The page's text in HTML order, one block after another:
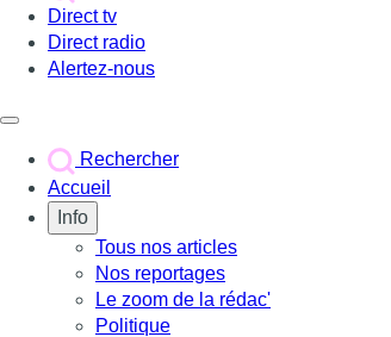
Direct tv
Direct radio
Alertez-nous
Rechercher
Accueil
Info
Tous nos articles
Nos reportages
Le zoom de la rédac'
Politique